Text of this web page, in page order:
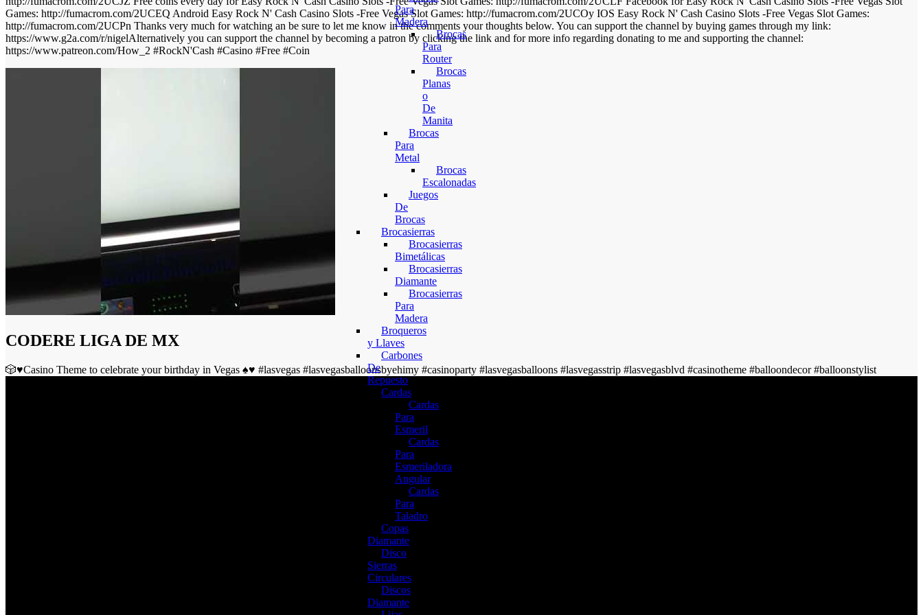
Para
Madera
Brocas
Para
Router
Brocas
Planas
o
De
Manita
Brocas
Para
Metal
Brocas
Escalonadas
Juegos
De
Brocas
Brocasierras
Brocasierras
Bimetálicas
Brocasierras
Diamante
Brocasierras
Para
Madera
Broqueros
y Llaves
Carbones
De
Repuesto
Cardas
Cardas
Para
Esmeril
Cardas
Para
Esmeriladora
Angular
Cardas
Para
Taladro
Copas
Diamante
Disco
Sierras
Circulares
Discos
Diamante
Games: http://fumacrom.com/2UCEQ Android Easy Rock N' Cash Casino Slots -Free Vegas Slot Games: http://fumacrom.com/2UCOy IOS Easy Rock N' Cash Casino Slots -Free Vegas Slot Games:
http://fumacrom.com/2UCPn Thanks very much for watching an be sure to let me know in the comments your thoughts below. You can support the channel by buying games through my link:
https://www.g2a.com/r/nigel​ Alternatively you can support the channel by becoming a patron by clicking the link and for more info regarding donating to me and supporting the channel:
https://www.patreon.com/How_2 #RockN'Cash #Casino​​​ #Free #Coin
CODERE LIGA DE MX
🎲♥️Casino Theme to celebrate your birthday in Vegas ♠️♥️ #lasvegas #lasvegasballoonsbyehimy #casinoparty #lasvegasballoons #lasvegasstrip #lasvegasblvd #casinotheme #balloondecor #balloonstylist